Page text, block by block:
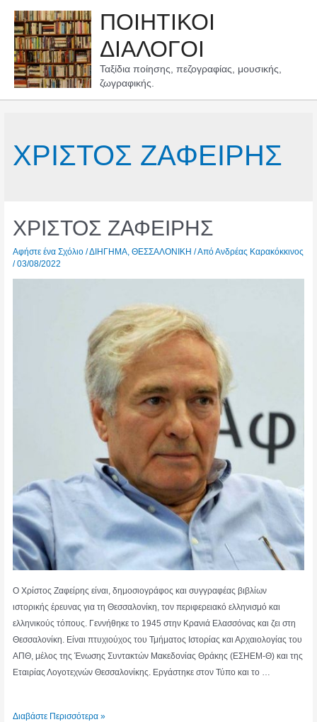
περιεχόμενο
ΠΟΙΗΤΙΚΟΙ
ΔΙΑΛΟΓΟΙ
Ταξίδια ποίησης, πεζογραφίας, μουσικής,
ζωγραφικής.
ΧΡΙΣΤΟΣ ΖΑΦΕΙΡΗΣ
ΧΡΙΣΤΟΣ ΖΑΦΕΙΡΗΣ
Αφήστε ένα Σχόλιο /ΔΙΗΓΗΜΑ,ΘΕΣΣΑΛΟΝΙΚΗ / ΑπόΑνδρέας Καρακόκκινος
/03/08/2022
Ο Χρίστος Ζαφείρης είναι, δημοσιογράφος και συγγραφέας βιβλίων
ιστορικής έρευνας για τη Θεσσαλονίκη, τον περιφερειακό ελληνισμό και
ελληνικούς τόπους. Γεννήθηκε το 1945 στην Κρανιά Ελασσόνας και ζει στη
Θεσσαλονίκη. Είναι πτυχιούχος του Τμήματος Ιστορίας και Αρχαιολογίας του
ΑΠΘ, μέλος της Ένωσης Συντακτών Μακεδονίας Θράκης (ΕΣΗΕΜ-Θ) και της
Εταιρίας Λογοτεχνών Θεσσαλονίκης. Εργάστηκε στον Τύπο και το …
ΧΡΙΣΤΟΣ
Διαβάστε Περισσότερα »